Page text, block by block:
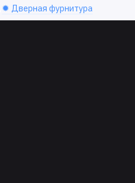
✹ Дверная фурнитура